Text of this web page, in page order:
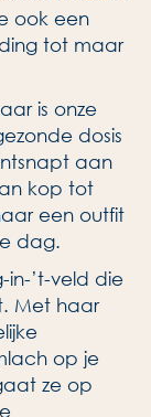
ook een
tot maar
is onze
dosis
aan
kop tot
een outfit
dag.
in-’t-veld die
Met haar
op je
ze op